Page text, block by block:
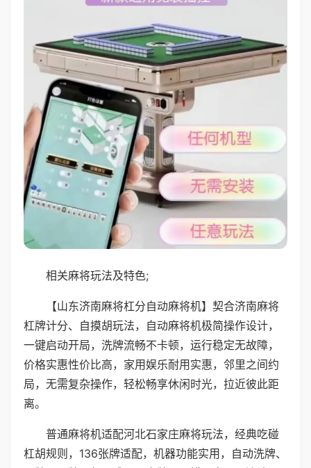
相关麻将玩法及特色;
【山东济南麻将杠分自动麻将机】契合济南麻将
杠牌计分、自摸胡玩法，自动麻将机极简操作设计，
一键启动开局，洗牌流畅不卡顿，运行稳定无故障，
价格实惠性价比高，家用娱乐耐用实惠，邻里之间约
局，无需复杂操作，轻松畅享休闲时光，拉近彼此距
离。
普通麻将机适配河北石家庄麻将玩法，经典吃碰
杠胡规则，136张牌适配，机器功能实用，自动洗牌、